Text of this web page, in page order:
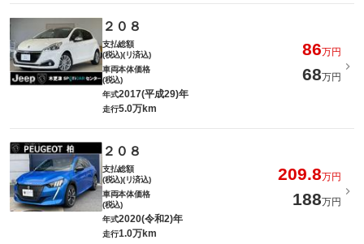
２０８
支払総額
(税込)(リ済込)
86万円
車両本体価格
(税込)
68万円
年式2017(平成29)年
走行5.0万km
２０８
支払総額
(税込)(リ済込)
209.8万円
車両本体価格
(税込)
188万円
年式2020(令和2)年
走行1.0万km